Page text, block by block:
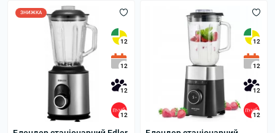
ЗНИЖКА
12
12
12
12
12
12
12
12